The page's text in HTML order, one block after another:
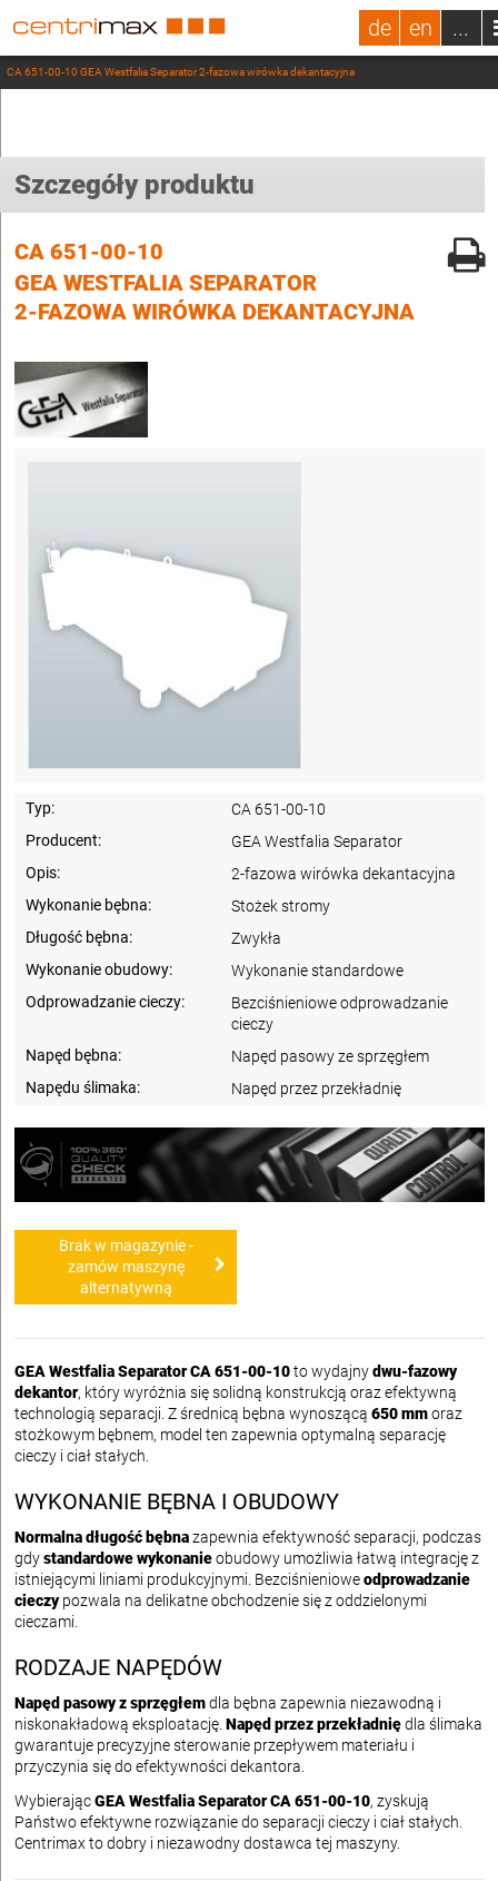
de en ...
CA 651-00-10 GEA Westfalia Separator 2-fazowa wirówka dekantacyjna
Szczegóły produktu
CA 651-00-10
GEA WESTFALIA SEPARATOR
2-FAZOWA WIRÓWKA DEKANTACYJNA
Typ:
CA 651-00-10
Producent:
GEA Westfalia Separator
Opis:
2-fazowa wirówka dekantacyjna
Wykonanie bębna:
Stożek stromy
Długość bębna:
Zwykła
Wykonanie obudowy:
Wykonanie standardowe
Odprowadzanie cieczy:
Bezciśnieniowe odprowadzanie
cieczy
Napęd bębna:
Napęd pasowy ze sprzęgłem
Napędu ślimaka:
Napęd przez przekładnię
Brak w magazynie -
zamów maszynę
alternatywną
GEA Westfalia Separator CA 651-00-10to wydajnydwu-fazowy
dekantor, który wyróżnia się solidną konstrukcją oraz efektywną
technologią separacji. Z średnicą bębna wynoszącą 650 mmoraz
stożkowym bębnem, model ten zapewnia optymalną separację
cieczy i ciał stałych.
WYKONANIE BĘBNA I OBUDOWY
Normalna długość bębnazapewnia efektywność separacji, podczas
gdystandardowe wykonanieobudowy umożliwia łatwą integrację z
istniejącymi liniami produkcyjnymi. Bezciśnienioweodprowadzanie
cieczypozwala na delikatne obchodzenie się z oddzielonymi
cieczami.
RODZAJE NAPĘDÓW
Napęd pasowy z sprzęgłemdla bębna zapewnia niezawodną i
niskonakładową eksploatację. Napęd przez przekładniędla ślimaka
gwarantuje precyzyjne sterowanie przepływem materiału i
przyczynia się do efektywności dekantora.
WybierającGEA Westfalia Separator CA 651-00-10, zyskują
Państwo efektywne rozwiązanie do separacji cieczy i ciał stałych.
Centrimax to dobry i niezawodny dostawca tej maszyny.